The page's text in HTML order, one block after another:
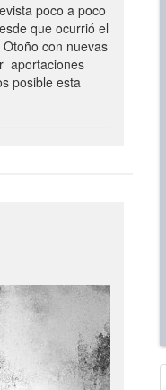
poco a poco
que ocurrió el
con nuevas
aportaciones
posible esta